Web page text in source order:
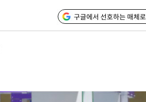
일 후
망
구글에서 선호하는 매체